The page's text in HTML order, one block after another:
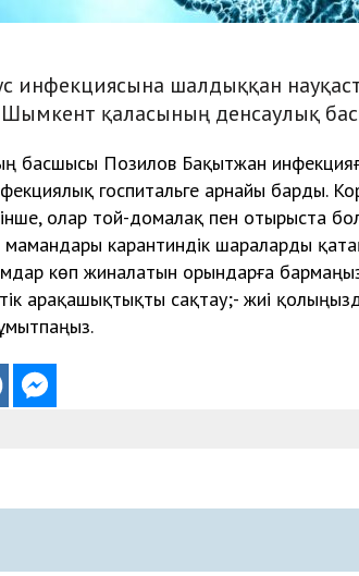
инфекциясына шалдыққан
қаласының денсаулық
басшысы Позилов Бақытжан
госпитальге арнайы барды.
олар той-домалақ пен отырыста
мамандары карантиндік шараларды
көп жиналатын орындарға
арақашықтықты сақтау;- жиі